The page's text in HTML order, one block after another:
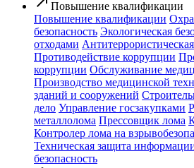
Повышение квалификации
Повышение квалификации
безопасность Экологическая
отходами
Противодействие коррупции
коррупции Обслуживание
Производство медицинской
зданий и сооружений
дело Управление госзакупками
металлолома Прессовщик лома
Контролер лома на
Техническая защита
безопасность